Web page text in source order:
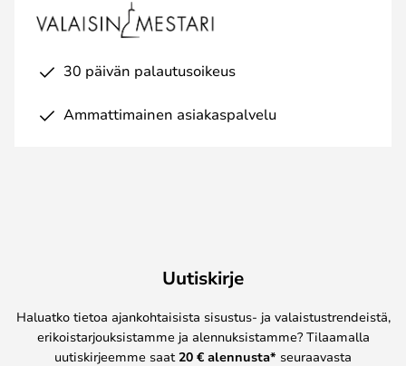
30 päivän palautusoikeus
Ammattimainen asiakaspalvelu
Uutiskirje
Haluatko tietoa ajankohtaisista sisustus- ja valaistustrendeistä,
erikoistarjouksistamme ja alennuksistamme? Tilaamalla
uutiskirjeemme saat 20 € alennusta* seuraavasta